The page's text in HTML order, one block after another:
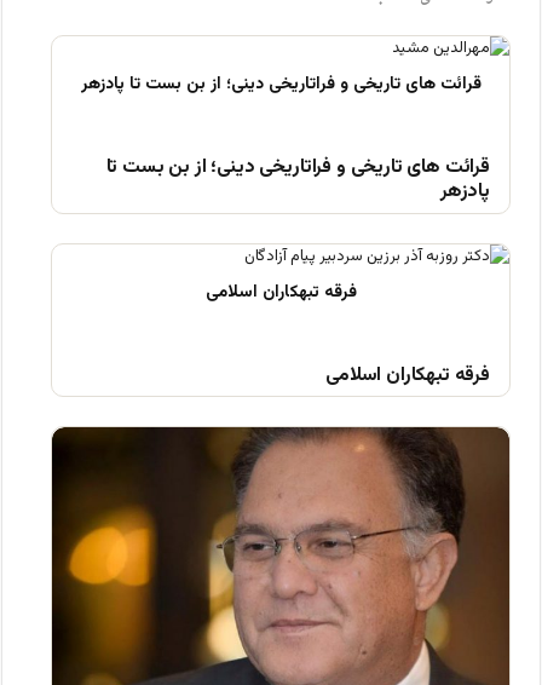
قرائت های تاریخی و فراتاریخی دینی؛ از بن بست تا
پادزهر
فرقه تبهکاران اسلامی